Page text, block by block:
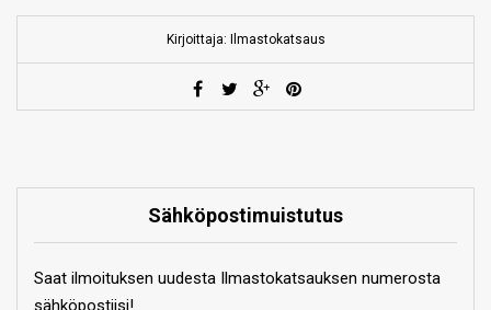
Kirjoittaja: Ilmastokatsaus
Sähköpostimuistutus
Saat ilmoituksen uudesta Ilmastokatsauksen numerosta
sähköpostiisi!